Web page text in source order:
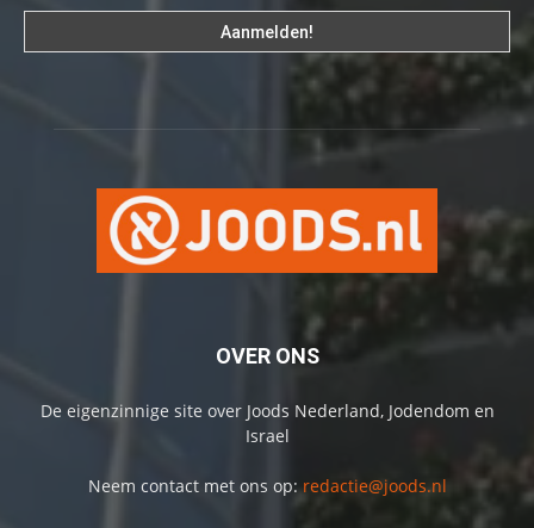
OVER ONS
De eigenzinnige site over Joods Nederland, Jodendom en
Israel
Neem contact met ons op: redactie@joods.nl